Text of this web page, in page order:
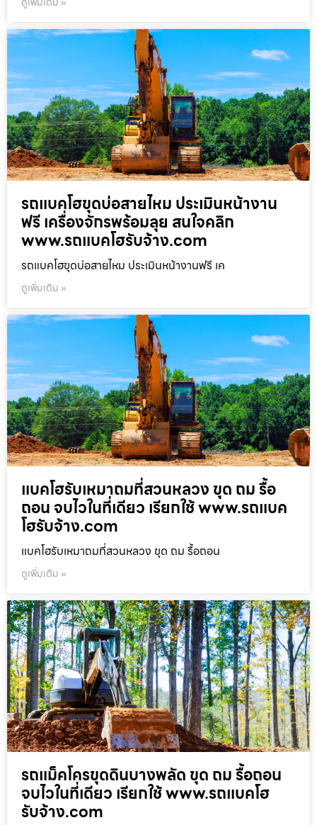
รถแบคโฮขุดบ่อสายไหม ประเมินหน้างาน
ฟรี เครื่องจักรพร้อมลุย สนใจคลิก
www.รถแบคโฮรับจ้าง.com
รถแบคโฮขุดบ่อสายไหม ประเมินหน้างานฟรี เค
ดูเพิ่มเติม »
แบคโฮรับเหมาถมที่สวนหลวง ขุด ถม รื้อ
ถอน จบไวในที่เดียว เรียกใช้ www.รถแบค
โฮรับจ้าง.com
แบคโฮรับเหมาถมที่สวนหลวง ขุด ถม รื้อถอน
ดูเพิ่มเติม »
รถแม็คโครขุดดินบางพลัด ขุด ถม รื้อถอน
จบไวในที่เดียว เรียกใช้ www.รถแบคโฮ
รับจ้าง.com